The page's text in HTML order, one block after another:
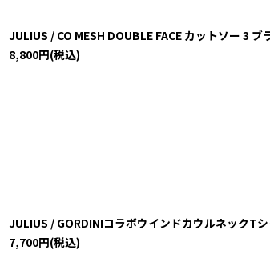
JULIUS / CO MESH DOUBLE FACE カットソー 3
8,800円(税込)
JULIUS / GORDINIコラボウインドカウルネック
7,700円(税込)